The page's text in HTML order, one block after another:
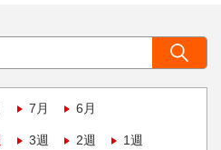
7月 6月
3週 2週 1週